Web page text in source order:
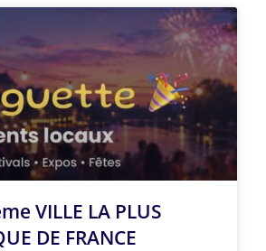
VILLE LA PLUS
DE FRANCE